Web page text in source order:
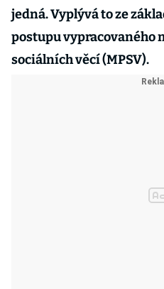
jedná. Vyplývá to ze
postupu vypracovaného
sociálních věcí (MPSV).